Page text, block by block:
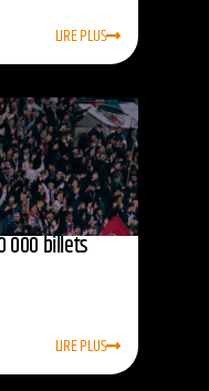
LIRE PLUS
000 billets
LIRE PLUS